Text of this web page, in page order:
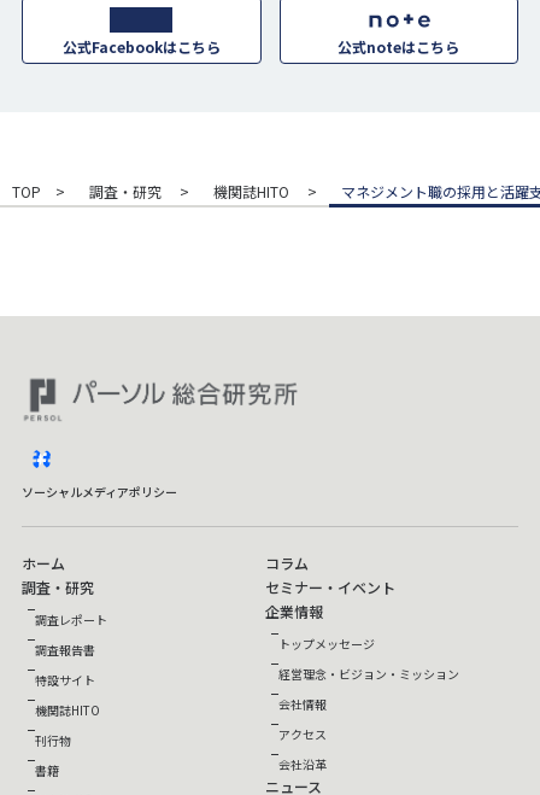
公式Facebookはこちら 公式noteはこちら
TOP 調査・研究 機関誌HITO マネジメント職の採用と活躍
ソーシャルメディアポリシー
ホーム
調査・研究
調査レポート
調査報告書
特設サイト
機関誌HITO
刊行物
書籍
コラム
セミナー・イベント
企業情報
トップメッセージ
経営理念・ビジョン・ミッション
会社情報
アクセス
会社沿革
ニュース